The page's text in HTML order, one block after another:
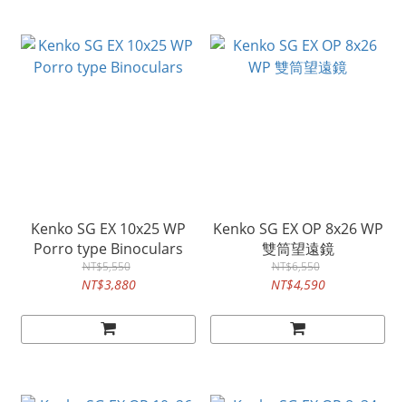
Kenko SG EX 10x25 WP
Porro type Binoculars
NT$5,550
NT$3,880
Kenko SG EX OP 8x26 WP
雙筒望遠鏡
NT$6,550
NT$4,590